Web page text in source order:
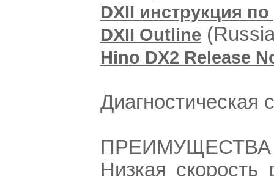
DXII инструкция по
DXII Outline
Hino DX2 Release
Диагностическая
ПРЕИМУЩЕСТВА
Низкая